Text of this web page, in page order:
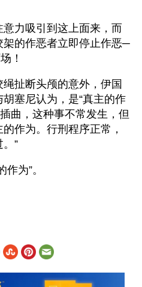
力吸引到这上面来，而
的作恶者立即停止作恶─
！
扯断头颅的意外，伊国
塞尼认为，是“真主的作
曲，这种事不常发生，但
作为。行刑程序正常，
”
作为”。